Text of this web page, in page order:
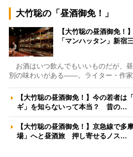
大竹聡の「昼酒御免！」
【大竹聡の昼酒御免！
「マンハッタン」新
お酒はいつ飲んでもいいものだが、
別の味わいがある――。ライター・作家
【大竹聡の昼酒御免！】今の若者は
ギ」を知らないって本当？ 昔の…
【大竹聡の昼酒御免！】京急線で多
場」へと昼酒旅 押し寄せるノス…